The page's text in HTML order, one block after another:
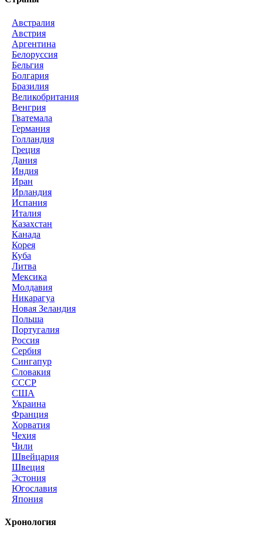
Австралия
Австрия
Аргентина
Белоруссия
Бельгия
Болгария
Бразилия
Великобритания
Венгрия
Гватемала
Германия
Голландия
Греция
Дания
Индия
Иран
Ирландия
Испания
Италия
Казахстан
Канада
Корея
Куба
Литва
Мексика
Молдавия
Никарагуа
Новая Зеландия
Польша
Португалия
Россия
Сербия
Сингапур
Словакия
СССР
США
Украина
Франция
Хорватия
Чехия
Чили
Швейцария
Швеция
Эстония
Югославия
Япония
Хронология